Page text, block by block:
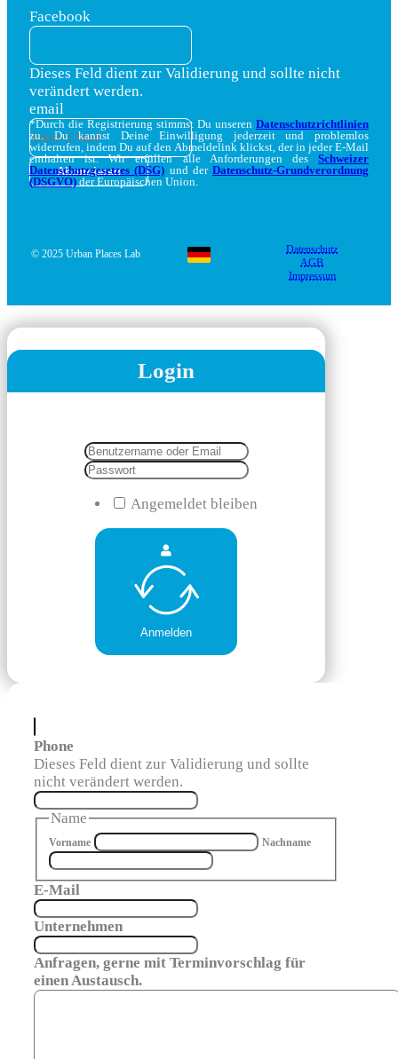
Facebook
Dieses Feld dient zur Validierung und sollte nicht
verändert werden.
email
*Durch die Registrierung stimmst Du unseren Datenschutzrichtlinien
zu. Du kannst Deine Einwilligung jederzeit und problemlos
widerrufen, indem Du auf den Abmeldelink klickst, der in jeder E-Mail
enthalten ist. Wir erfüllen alle Anforderungen des Schweizer
Datenschutzgesetzes (DSG) und der Datenschutz-Grundverordnung
(DSGVO) der Europäischen Union.
© 2025 Urban Places Lab
Datenschutz
AGB
Impressum
Login
Angemeldet bleiben
Anmelden
Phone
Dieses Feld dient zur Validierung und sollte
nicht verändert werden.
Name
Vorname Nachname
E-Mail
Unternehmen
Anfragen, gerne mit Terminvorschlag für
einen Austausch.